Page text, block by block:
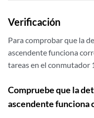
                xe-0/0/0;
            }
link-to-
                xe-0/0/1;
            }
Verificación
Para comprobar que la
ascendente funciona
tareas en el conmutador
Compruebe que la
ascendente funciona